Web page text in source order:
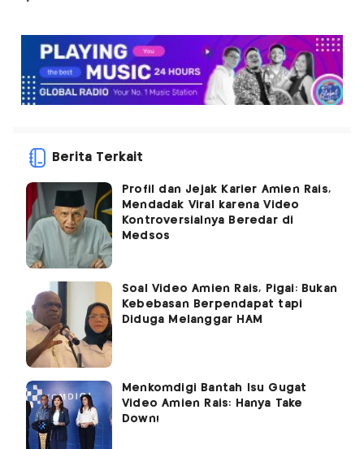
Berita Terkait
Profil dan Jejak Karier Amien Rais,
Mendadak Viral karena Video
Kontroversialnya Beredar di
Medsos
Soal Video Amien Rais, Pigai: Bukan
Kebebasan Berpendapat tapi
Diduga Melanggar HAM
Menkomdigi Bantah Isu Gugat
Video Amien Rais: Hanya Take
Down!